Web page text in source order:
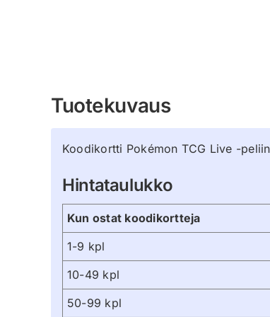
Tuotekuvaus
Koodikortti Pokémon TCG Live -
Hintataulukko
Kun ostat koodikortteja
1-9 kpl
10-49 kpl
50-99 kpl